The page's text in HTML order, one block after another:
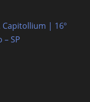
Capitollium | 16º
– SP